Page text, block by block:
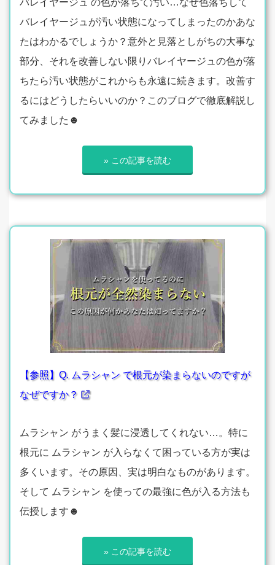
バレイヤージュ の色が落ちて汚い…なぜ色落ちして
バレイヤージュが汚い状態になってしまったのかあな
たはわかるでしょうか？意外と見落としがちの大事な
部分、それを改善しない限りバレイヤージュの色が落
ちたら汚い状態がこれからも永遠に続きます。改善す
るにはどうしたらいいのか？このブログで徹底解説し
てみました☻
» この記事を読む
【参照】Q. ムラシャン で根元が染まらないのですが
なぜですか？
ムラシャン がうまく髪に浸透してくれない…。特に
根元に ムラシャン が入らなくて困っている方が実は
多くいます。その原因、実は明白なものがあります。
そして ムラシャン を使っての最強に色が入る方法も
伝授します☻
» この記事を読む